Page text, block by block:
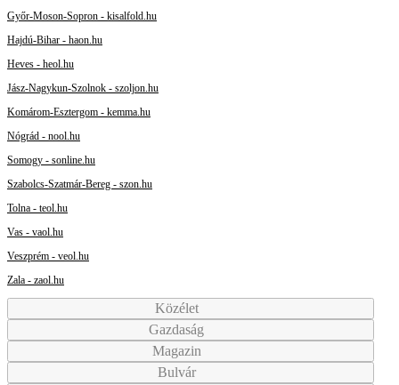
Győr-Moson-Sopron - kisalfold.hu
Hajdú-Bihar - haon.hu
Heves - heol.hu
Jász-Nagykun-Szolnok - szoljon.hu
Komárom-Esztergom - kemma.hu
Nógrád - nool.hu
Somogy - sonline.hu
Szabolcs-Szatmár-Bereg - szon.hu
Tolna - teol.hu
Vas - vaol.hu
Veszprém - veol.hu
Zala - zaol.hu
Közélet
Gazdaság
Magazin
Bulvár